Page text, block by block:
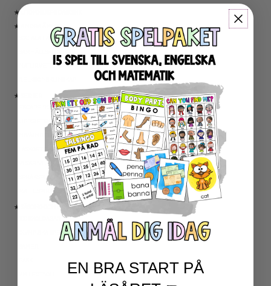
★ UTOMHUSPEDAGOGIK
★ ANDRA ÄMNEN
SOCIALA FÄRDIGHETER
NATURVETENSKAP
★ SERIER
ESCAPE ROOMS
UPPGIFTSKORT SVENSKA
NIVÅINDELADE LÄSTEXTER
LÄSKORT FAKTA
VI SKRIVER
SPRÅKSPIRALEN
MATTESPIRALEN
★ SÄSONG OCH HÖGTIDER
OLYMPISKA SPELEN
EN BRA START PÅ